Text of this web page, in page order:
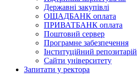
Державні закупівлі
ОЩАДБАНК оплата
ПРИВАТБАНК оплата
Поштовий сервер
Програмне забезпечення
Інституційний репозитарій
Сайти університету
Запитати у ректора